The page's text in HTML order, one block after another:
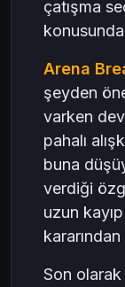
çatışma
Arena
şeyden
varken
pahalı
buna
verdiği
uzun
Son